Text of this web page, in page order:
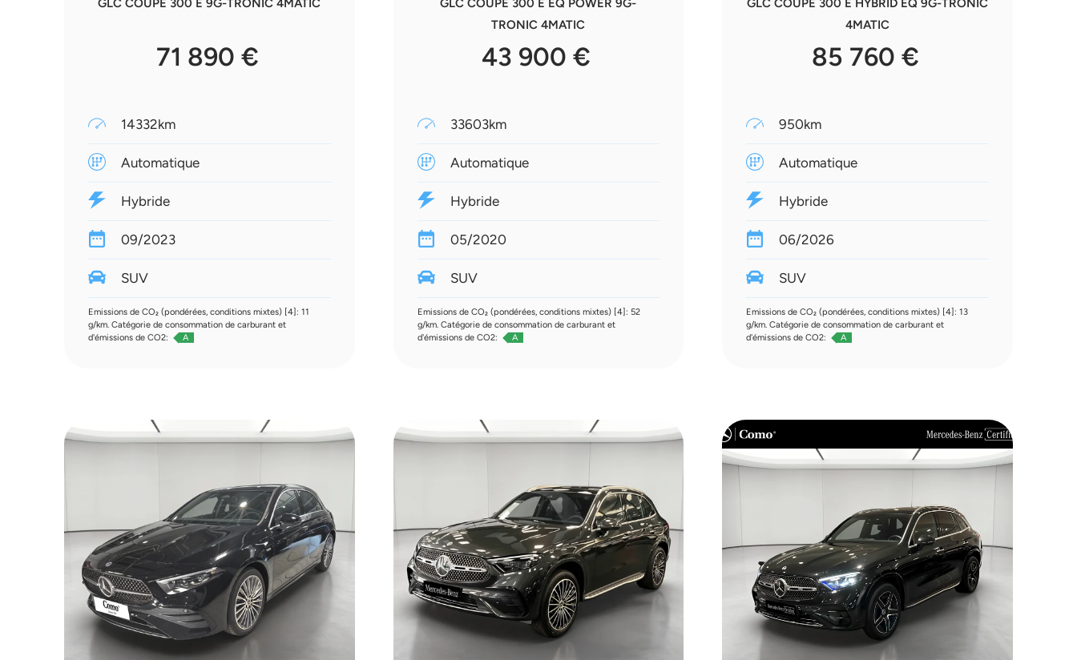
GLC COUPE 300 E 9G-TRONIC 4MATIC
71 890 €
14332km
Automatique
Hybride
09/2023
SUV
Emissions de CO₂ (pondérées, conditions mixtes) [4]: 11
g/km. Catégorie de consommation de carburant et
d'émissions de CO2:
A
GLC COUPÉ 300 E EQ POWER 9G-
TRONIC 4MATIC
43 900 €
33603km
Automatique
Hybride
05/2020
SUV
Emissions de CO₂ (pondérées, conditions mixtes) [4]: 52
g/km. Catégorie de consommation de carburant et
d'émissions de CO2:
A
GLC COUPE 300 E HYBRID EQ 9G-TRONIC
4MATIC
85 760 €
950km
Automatique
Hybride
06/2026
SUV
Emissions de CO₂ (pondérées, conditions mixtes) [4]: 13
g/km. Catégorie de consommation de carburant et
d'émissions de CO2:
A